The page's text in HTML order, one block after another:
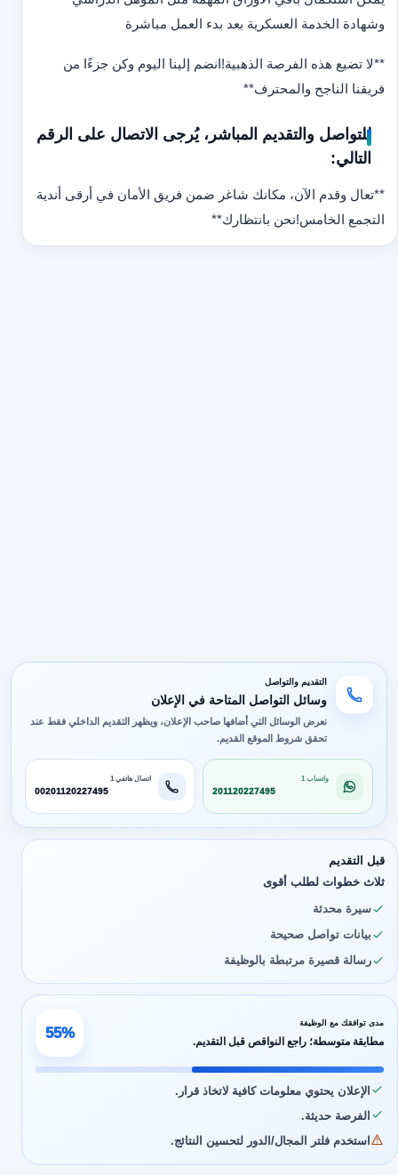
وشهادة الخدمة العسكرية بعد بدء العمل مباشرة
**لا تضيع هذه الفرصة الذهبية!انضم إلينا اليوم وكن جزءًا من
فريقنا الناجح والمحترف**
للتواصل والتقديم المباشر، يُرجى الاتصال على الرقم
التالي:
**تعال وقدم الآن، مكانك شاغر ضمن فريق الأمان في أرقى أندية
التجمع الخامس!نحن بانتظارك**
التقديم والتواصل
وسائل التواصل المتاحة في الإعلان
نعرض الوسائل التي أضافها صاحب الإعلان، ويظهر التقديم الداخلي فقط عند
تحقق شروط الموقع القديم.
واتساب 1
201120227495
اتصال هاتفي 1
00201120227495
قبل التقديم
ثلاث خطوات لطلب أقوى
سيرة محدثة
بيانات تواصل صحيحة
رسالة قصيرة مرتبطة بالوظيفة
مدى توافقك مع الوظيفة
مطابقة متوسطة؛ راجع النواقص قبل التقديم. 55%
الإعلان يحتوي معلومات كافية لاتخاذ قرار.
الفرصة حديثة.
استخدم فلتر المجال/الدور لتحسين النتائج.